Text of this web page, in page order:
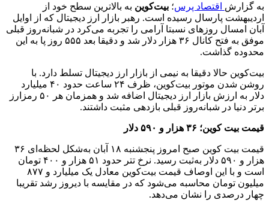
به گزارش اقتصاد پرس؛ بیت‌کوین به بالاترین سطح خود از
اردیبهشت پارسال رسیده است. رهبر بازار ارز دیجیتال که از اوایل
آبان امسال روز‌های نسبتا آرامی را تجربه می‌کرد در شبانه‌روز قبلی
موفق به فتح کانال ۳۶ هزار دلار شد و دقیقا بعد ۵۵۵ روز پا به این
محدوده گذاشت.
بیت‌کوین حالا دقیقا به نیمی از بازار ارز دیجیتال تسلط دارد. با
روشن شدن موتور بیت‌کوین، ظرف ۲۴ ساعت حدود ۴۰ میلیارد
دلار به ارزش بازار ارز دیجیتال اضافه شد و همزمان هر ۵۰ رمزارز
برتر دنیا در شبانه‌روز قبلی بازدهی مثبت داشتند.
قیمت بیت کوین؛ ۳۶ هزار و ۵۹۰ دلار
قیمت بیت کوین صبح امروز پنجشنبه ۱۸ آبان به‌شکل لحظه‌ای ۳۶
هزار و ۵۹۰ دلار به‌ثبت رسید. نرخ تتر حدود ۵۱ هزار و ۴۰۰ تومان
است و با این اوصاف قیمت بیت‌کوین معادل یک میلیارد و ۸۷۷
میلیون تومان محاسبه می‌شود که در مقایسه با دیروز رشد تقریبا
چهار درصدی را نشان می‌دهد.